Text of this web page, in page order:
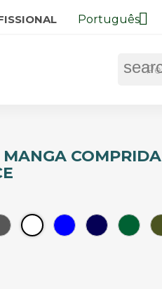
Português
CinzentoBrancoAzul
Royal
Azul
Marinho